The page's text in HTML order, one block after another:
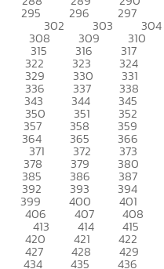
295 296 297
302 303 304
308 309 310
315 316 317
322 323 324
329 330 331
336 337 338
343 344 345
350 351 352
357 358 359
364 365 366
371 372 373
378 379 380
385 386 387
392 393 394
399 400 401
406 407 408
413 414 415
420 421 422
427 428 429
434 435 436